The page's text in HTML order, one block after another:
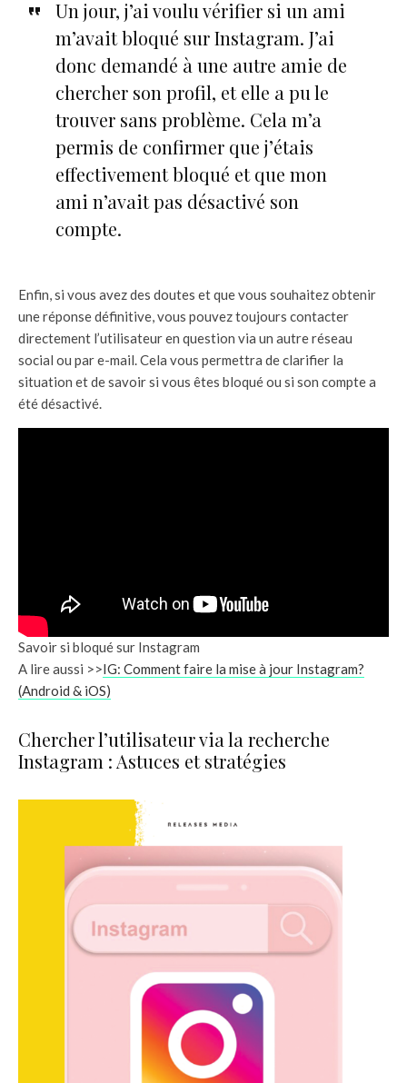
Un jour, j’ai voulu vérifier si un ami
m’avait bloqué sur Instagram. J’ai
donc demandé à une autre amie de
chercher son profil, et elle a pu le
trouver sans problème. Cela m’a
permis de confirmer que j’étais
effectivement bloqué et que mon
ami n’avait pas désactivé son
compte.
Enfin, si vous avez des doutes et que vous souhaitez obtenir
une réponse définitive, vous pouvez toujours contacter
directement l’utilisateur en question via un autre réseau
social ou par e-mail. Cela vous permettra de clarifier la
situation et de savoir si vous êtes bloqué ou si son compte a
été désactivé.
Savoir si bloqué sur Instagram
A lire aussi >>IG: Comment faire la mise à jour Instagram?
(Android & iOS)
Chercher l’utilisateur via la recherche
Instagram : Astuces et stratégies